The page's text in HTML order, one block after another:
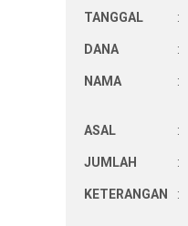
TANGGAL :
DANA :
NAMA :
ASAL :
JUMLAH :
KETERANGAN :